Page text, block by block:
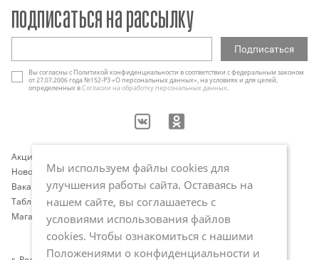
Акции
Новости
Вакансии
Таблица размеров
Магазины
Оплата и доставка
Программа лояльности
Публичная оферта
Политика обработки
персональных данных
подписаться на рассылку
Вы согласны с Политикой конфиденциальности в соответствии с федеральным законом
от 27.07.2006 года №152-РЗ «О персональных данных», на условиях и для целей,
определенных вСогласии на обработку персональных данных.
Мы используем файлы cookies для
улучшения работы сайта. Оставаясь на
нашем сайте, вы соглашаетесь с
условиями использования файлов
cookies. Чтобы ознакомиться с нашими
Положениями о конфиденциальности и